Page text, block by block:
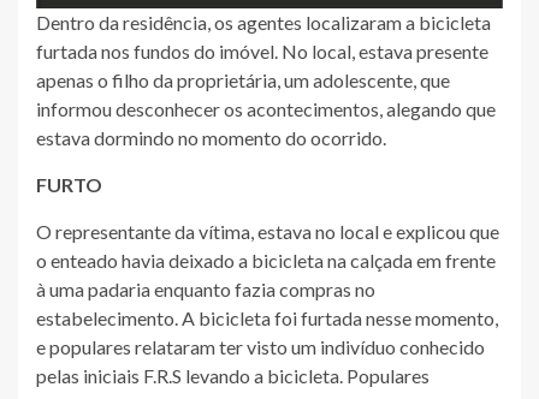
Dentro da residência, os agentes localizaram a bicicleta
furtada nos fundos do imóvel. No local, estava presente
apenas o filho da proprietária, um adolescente, que
informou desconhecer os acontecimentos, alegando que
estava dormindo no momento do ocorrido.
FURTO
O representante da vítima, estava no local e explicou que
o enteado havia deixado a bicicleta na calçada em frente
à uma padaria enquanto fazia compras no
estabelecimento. A bicicleta foi furtada nesse momento,
e populares relataram ter visto um indivíduo conhecido
pelas iniciais F.R.S levando a bicicleta. Populares